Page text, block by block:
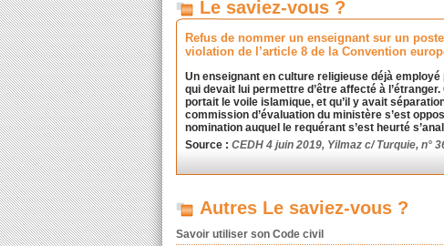
Le saviez-vous ?
Refus de nommer un enseignant sur un
violation de l’article 8 de la Convention
Un enseignant en culture religieuse déjà
qui devait lui permettre d’être affecté à
portait le voile islamique, et qu’il y avait
commission d’évaluation du ministère s’est
nomination auquel le requérant s’est heurté
Source :CEDH 4 juin 2019, Yilmaz c/ Turquie, n°
Autres Le saviez-vous ?
Savoir utiliser son Code civil